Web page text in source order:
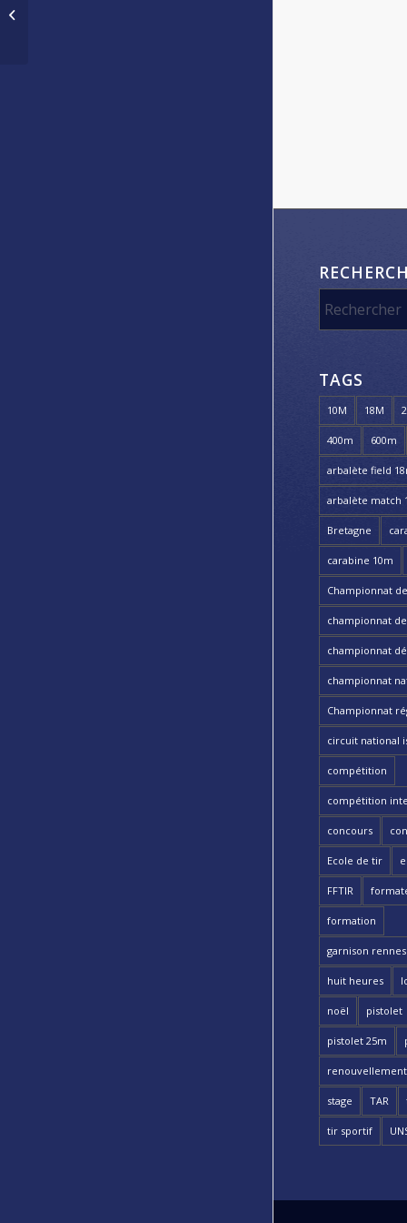
TAGS
10M 18M
400m 600m
arbalète field
arbalète match
Bretagne
carabine 10m
Championnat
championnat
championnat
championnat
Championnat
circuit national
compétition
compétition
concours
Ecole de tir
FFTIR
formation
garnison
huit heures
noël pistolet
pistolet 25m
renouvellement
stage TAR
tir sportif